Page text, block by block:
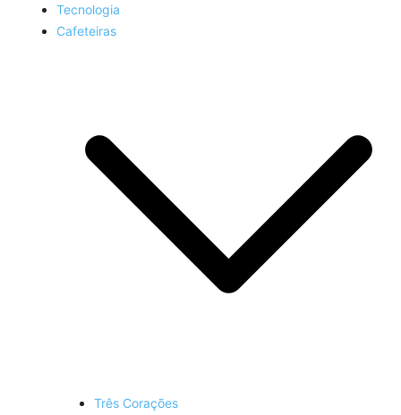
Tecnologia
Cafeteiras
Três Corações